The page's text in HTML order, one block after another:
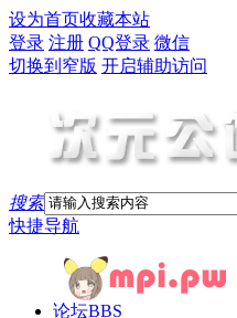
设为首页收藏本站
登录 注册 QQ登录 微信
切换到窄版 开启辅助访问
搜索
快捷导航
论坛BBS